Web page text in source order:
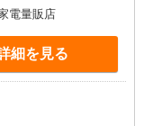
規定あり） ゜
゜+゜ 入社祝い金10
゜+゜・。○。・゜
電量販店
細を見る